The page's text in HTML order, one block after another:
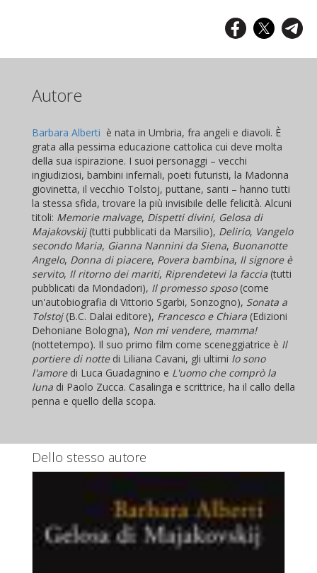
Autore
Barbara Alberti è nata in Umbria, fra angeli e diavoli. È
grata alla pessima educazione cattolica cui deve molta
della sua ispirazione. I suoi personaggi – vecchi
ingiudiziosi, bambini infernali, poeti futuristi, la Madonna
giovinetta, il vecchio Tolstoj, puttane, santi – hanno tutti
la stessa sfida, trovare la più invisibile delle felicità. Alcuni
titoli: Memorie malvage, Dispetti divini, Gelosa di
Majakovskij(tutti pubblicati da Marsilio), Delirio, Vangelo
secondo Maria, Gianna Nannini da Siena, Buonanotte
Angelo, Donna di piacere, Povera bambina, Il signore è
servito, Il ritorno dei mariti, Riprendetevi la faccia (tutti
pubblicati da Mondadori), Il promesso sposo(come
un'autobiografia di Vittorio Sgarbi, Sonzogno), Sonata a
Tolstoj(B.C. Dalai editore), Francesco e Chiara (Edizioni
Dehoniane Bologna), Non mi vendere, mamma!
(nottetempo). Il suo primo film come sceneggiatrice è Il
portiere di nottedi Liliana Cavani, gli ultimi Io sono
l'amoredi Luca Guadagnino e L'uomo che comprò la
luna di Paolo Zucca. Casalinga e scrittrice, ha il callo della
penna e quello della scopa.
Dello stesso autore